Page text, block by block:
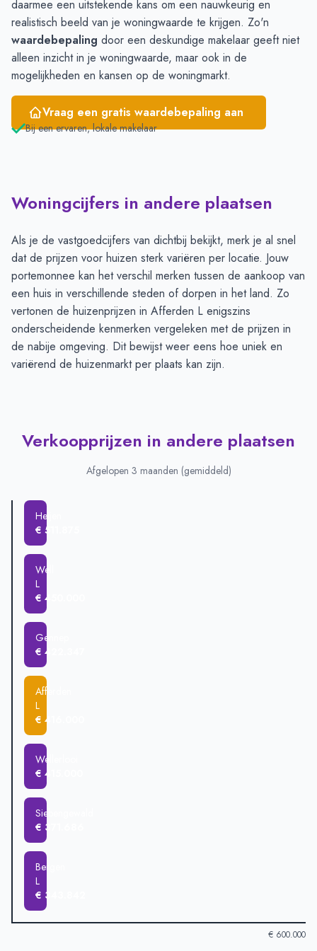
daarmee een uitstekende kans om een nauwkeurig en
realistisch beeld van je woningwaarde te krijgen. Zo'n
waardebepaling door een deskundige makelaar geeft niet
alleen inzicht in je woningwaarde, maar ook in de
mogelijkheden en kansen op de woningmarkt.
Vraag een gratis waardebepaling aan
Bij een ervaren, lokale makelaar
Woningcijfers in andere plaatsen
Als je de vastgoedcijfers van dichtbij bekijkt, merk je al snel
dat de prijzen voor huizen sterk variëren per locatie. Jouw
portemonnee kan het verschil merken tussen de aankoop van
een huis in verschillende steden of dorpen in het land. Zo
vertonen de huizenprijzen in Afferden L enigszins
onderscheidende kenmerken vergeleken met de prijzen in
de nabije omgeving. Dit bewijst weer eens hoe uniek en
variërend de huizenmarkt per plaats kan zijn.
Verkoopprijzen in andere plaatsen
Afgelopen 3 maanden (gemiddeld)
Heijen
€ 511.875
Well
L
€ 450.000
Gennep
€ 422.347
Afferden
L
€ 416.000
Wellerlooi
€ 415.000
Siebengewald
€ 371.686
Bergen
L
€ 343.842
€ 600.000